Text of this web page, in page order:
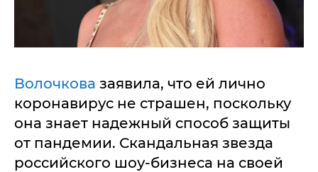
Волочкова заявила, что ей лично
коронавирус не страшен, поскольку
она знает надежный способ защиты
от пандемии. Скандальная звезда
российского шоу-бизнеса на своей